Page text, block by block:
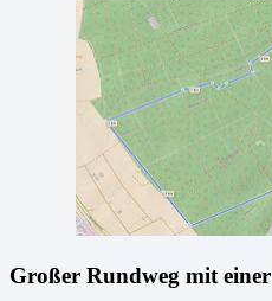
Großer Rundweg mit